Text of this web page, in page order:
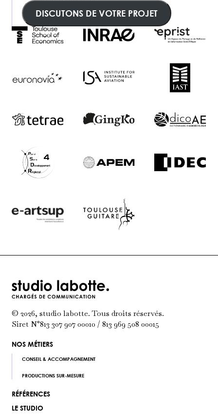
DISCUTONS DE VOTRE PROJET
© 2026, studio labotte. Tous droits réservés.
Siret N°813 307 907 00010 / 813 969 508 00015
NOS MÉTIERS
CONSEIL & ACCOMPAGNEMENT
PRODUCTIONS SUR-MESURE
RÉFÉRENCES
LE STUDIO